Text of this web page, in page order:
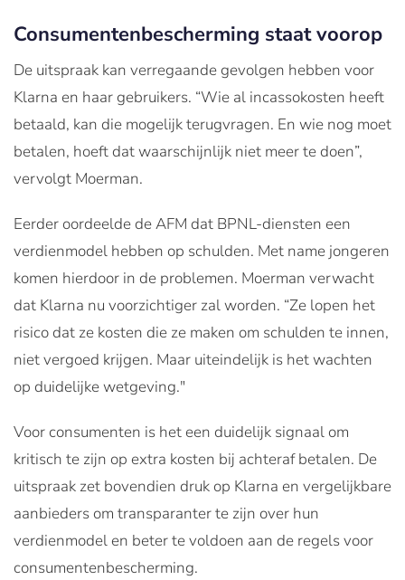
Consumentenbescherming staat voorop
De uitspraak kan verregaande gevolgen hebben voor
Klarna en haar gebruikers. “Wie al incassokosten heeft
betaald, kan die mogelijk terugvragen. En wie nog moet
betalen, hoeft dat waarschijnlijk niet meer te doen”,
vervolgt Moerman.
Eerder oordeelde de AFM dat BPNL-diensten een
verdienmodel hebben op schulden. Met name jongeren
komen hierdoor in de problemen. Moerman verwacht
dat Klarna nu voorzichtiger zal worden. “Ze lopen het
risico dat ze kosten die ze maken om schulden te innen,
niet vergoed krijgen. Maar uiteindelijk is het wachten
op duidelijke wetgeving."
Voor consumenten is het een duidelijk signaal om
kritisch te zijn op extra kosten bij achteraf betalen. De
uitspraak zet bovendien druk op Klarna en vergelijkbare
aanbieders om transparanter te zijn over hun
verdienmodel en beter te voldoen aan de regels voor
consumentenbescherming.